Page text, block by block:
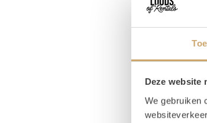
Deze website
We gebruiken